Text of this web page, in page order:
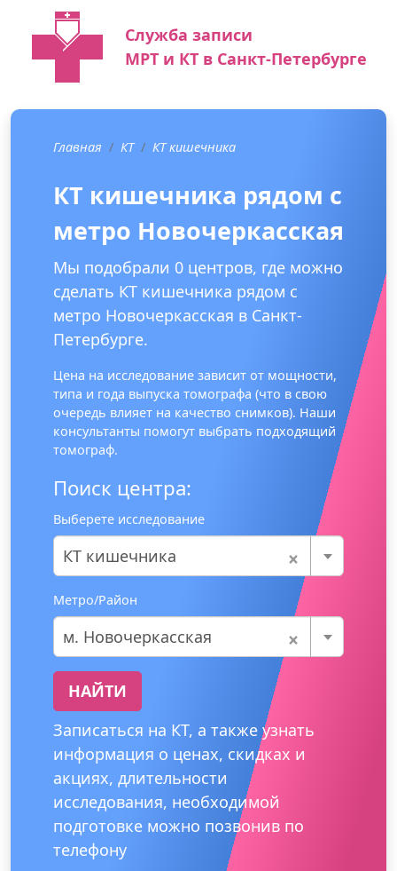
Служба записи
МРТ и КТ в Санкт-Петербурге
Главная КТ КТ кишечника
КТ кишечника рядом с
метро Новочеркасская
Мы подобрали 0 центров, где можно
сделать КТ кишечника рядом с
метро Новочеркасская в Санкт-
Петербурге.
Цена на исследование зависит от мощности,
типа и года выпуска томографа (что в свою
очередь влияет на качество снимков). Наши
консультанты помогут выбрать подходящий
томограф.
Поиск центра:
Выберете исследование
×
КТ кишечника
Метро/Район
×
м. Новочеркасская
НАЙТИ
Записаться на КТ, а также узнать
информация о ценах, скидках и
акциях, длительности
исследования, необходимой
подготовке можно позвонив по
телефону